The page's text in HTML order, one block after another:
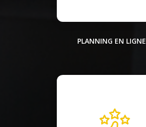
PLANNING EN LIGNE